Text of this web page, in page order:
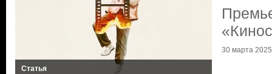
Статья
30 марта 2025